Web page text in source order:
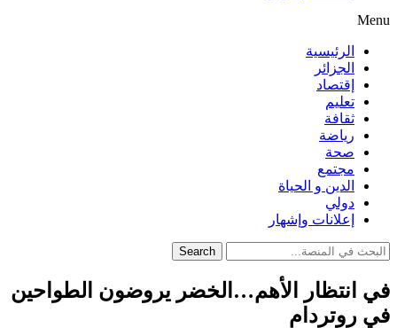
Menu
الرئيسية
الجزائر
إقتصاد
تعليم
ثقافة
رياضة
صحة
مجتمع
الدين و الحياة
دولي
إعلانات وإشهار
Search
في انتظار الأهم…الخضر يروضون الطواحين
في روتردام